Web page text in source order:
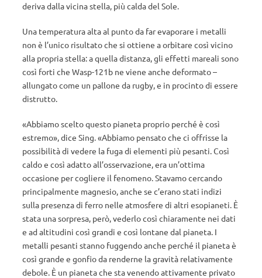
deriva dalla vicina stella, più calda del Sole.
Una temperatura alta al punto da far evaporare i metalli
non è l’unico risultato che si ottiene a orbitare così vicino
alla propria stella: a quella distanza, gli effetti mareali sono
così forti che Wasp-121b ne viene anche deformato –
allungato come un pallone da rugby, e in procinto di essere
distrutto.
«Abbiamo scelto questo pianeta proprio perché è così
estremo», dice Sing. «Abbiamo pensato che ci offrisse la
possibilità di vedere la fuga di elementi più pesanti. Così
caldo e così adatto all’osservazione, era un’ottima
occasione per cogliere il fenomeno. Stavamo cercando
principalmente magnesio, anche se c’erano stati indizi
sulla presenza di ferro nelle atmosfere di altri esopianeti. È
stata una sorpresa, però, vederlo così chiaramente nei dati
e ad altitudini così grandi e così lontane dal pianeta. I
metalli pesanti stanno fuggendo anche perché il pianeta è
così grande e gonfio da renderne la gravità relativamente
debole. È un pianeta che sta venendo attivamente privato